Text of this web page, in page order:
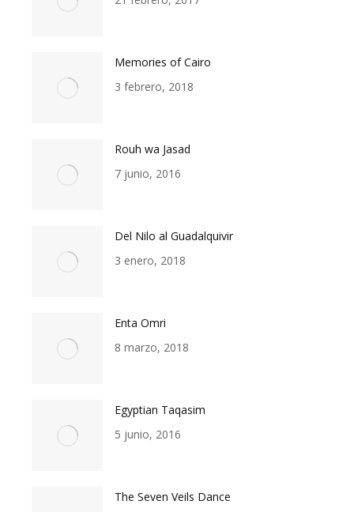
Memories of Cairo
3 febrero, 2018
Rouh wa Jasad
7 junio, 2016
Del Nilo al Guadalquivir
3 enero, 2018
Enta Omri
8 marzo, 2018
Egyptian Taqasim
5 junio, 2016
The Seven Veils Dance